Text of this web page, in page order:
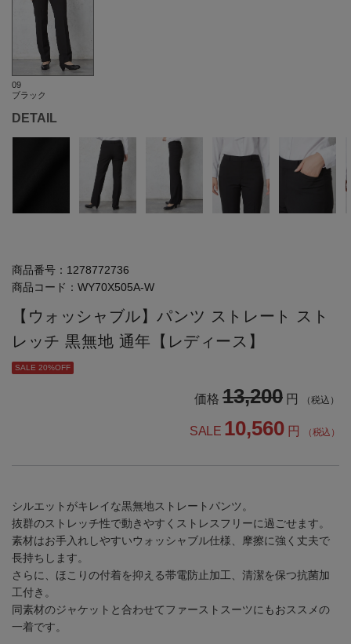
09
ブラック
DETAIL
商品番号： 1278772736
商品コード： WY70X505A-W
【ウォッシャブル】パンツ ストレート スト
レッチ 黒無地 通年【レディース】
SALE 20%OFF
価格 13,200 円 （税込）
SALE 10,560 円 （税込）
シルエットがキレイな黒無地ストレートパンツ。
抜群のストレッチ性で動きやすくストレスフリーに過ごせます。
素材はお手入れしやすいウォッシャブル仕様、摩擦に強く丈夫で
長持ちします。
さらに、ほこりの付着を抑える帯電防止加工、清潔を保つ抗菌加
工付き。
同素材のジャケットと合わせてファーストスーツにもおススメの
一着です。